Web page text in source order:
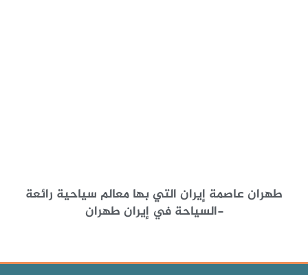
طهران عاصمة إيران التي بها معالم سياحية رائعة
-السياحة في إيران طهران